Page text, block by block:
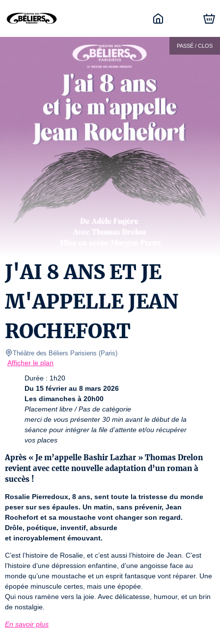
PASSÉ / CLOS
J'AI 8 ANS ET JE
M'APPELLE JEAN
ROCHEFORT
Théâtre des Béliers Parisiens (Paris)
Afficher le plan
Du 15 février au 8 mars 2026
Les dimanches à 20h00
Placement libre / Pas de catégorie
merci de vous présenter 30 min avant le début de la
séance pour intégrer la file d’attente et/ou récupérer
vos places
Après « Je m’appelle Bashir Lazhar » Thomas Drelon
revient avec cette nouvelle adaptation d’un roman à
succès !
Rosalie Pierredoux, 8 ans, sent toute la tristesse du monde
peser sur ses épaules. Un matin, sans prévenir, Jean
Rochefort et sa moustache vont changer son regard.
Drôle, poétique, inventif, absurde
et incroyablement émouvant.
C’est l’histoire de Rosalie, et c’est aussi l’histoire de Jean. C’est
l’histoire d’une dépression enfantine, d’une angoisse face au
monde qu’une moustache et un esprit fantasque vont réparer. Une
épopée minuscule certes, mais une épopée.
Qui nous ramène vers la joie. Avec délicatesse, humour, et un brin
de nostalgie.
En savoir plus